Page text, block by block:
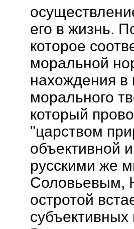
его в жизнь.
которое
моральной
нахождения в
морального
который
"царством
объективной
русскими же
Соловьевым,
остротой